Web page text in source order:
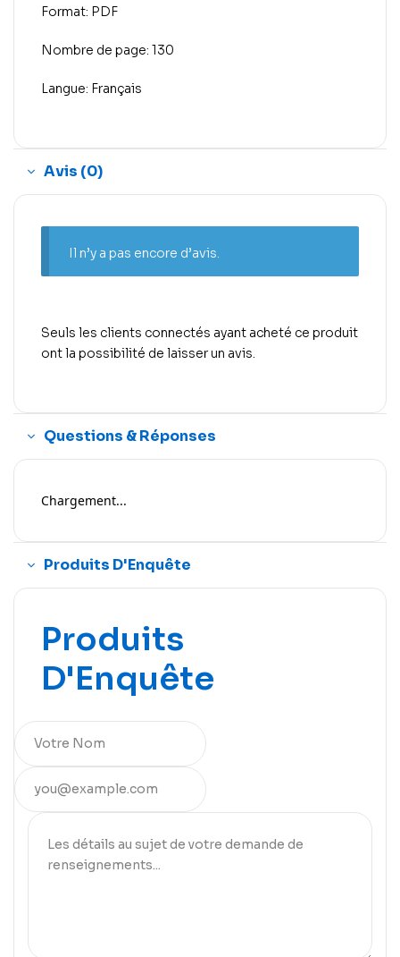
Format: PDF
Nombre de page: 130
Langue: Français
Avis (0)
Il n’y a pas encore d’avis.
Seuls les clients connectés ayant acheté ce produit
ont la possibilité de laisser un avis.
Questions & Réponses
Chargement...
Produits D'Enquête
Produits
D'Enquête